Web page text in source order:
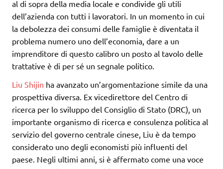
al di sopra della media locale e condivide gli utili
dell’azienda con tutti i lavoratori. In un momento in cui
la debolezza dei consumi delle famiglie è diventata il
problema numero uno dell’economia, dare a un
imprenditore di questo calibro un posto al tavolo delle
trattative è di per sé un segnale politico.
Liu Shijin ha avanzato un’argomentazione simile da una
prospettiva diversa. Ex vicedirettore del Centro di
ricerca per lo sviluppo del Consiglio di Stato (DRC), un
importante organismo di ricerca e consulenza politica al
servizio del governo centrale cinese, Liu è da tempo
considerato uno degli economisti più influenti del
paese. Negli ultimi anni, si è affermato come una voce